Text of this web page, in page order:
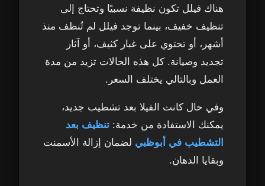
هناك فيلل تكون نظيفة نسبيًا وتحتاج إلى
تنظيف خفيف، بينما توجد فيلل لم تُنظف منذ
أشهر، أو تحتوي على غبار كثيف، أو آثار
تجديد وصيانة. كل هذه الحالات تزيد من مدة
العمل وبالتالي يختلف السعر.
وفي حال كانت الفيلا بعد تشطيب جديد،
يمكنك الاستفادة من خدمة: تنظيف بعد
التشطيب في أبوظبي لضمان إزالة الأسمنت
وبقايا الدهان.